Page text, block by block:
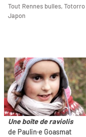
Tout Rennes bulles, Totorro
Japon
Une boîte de raviolis
de Paulin·e Goasmat